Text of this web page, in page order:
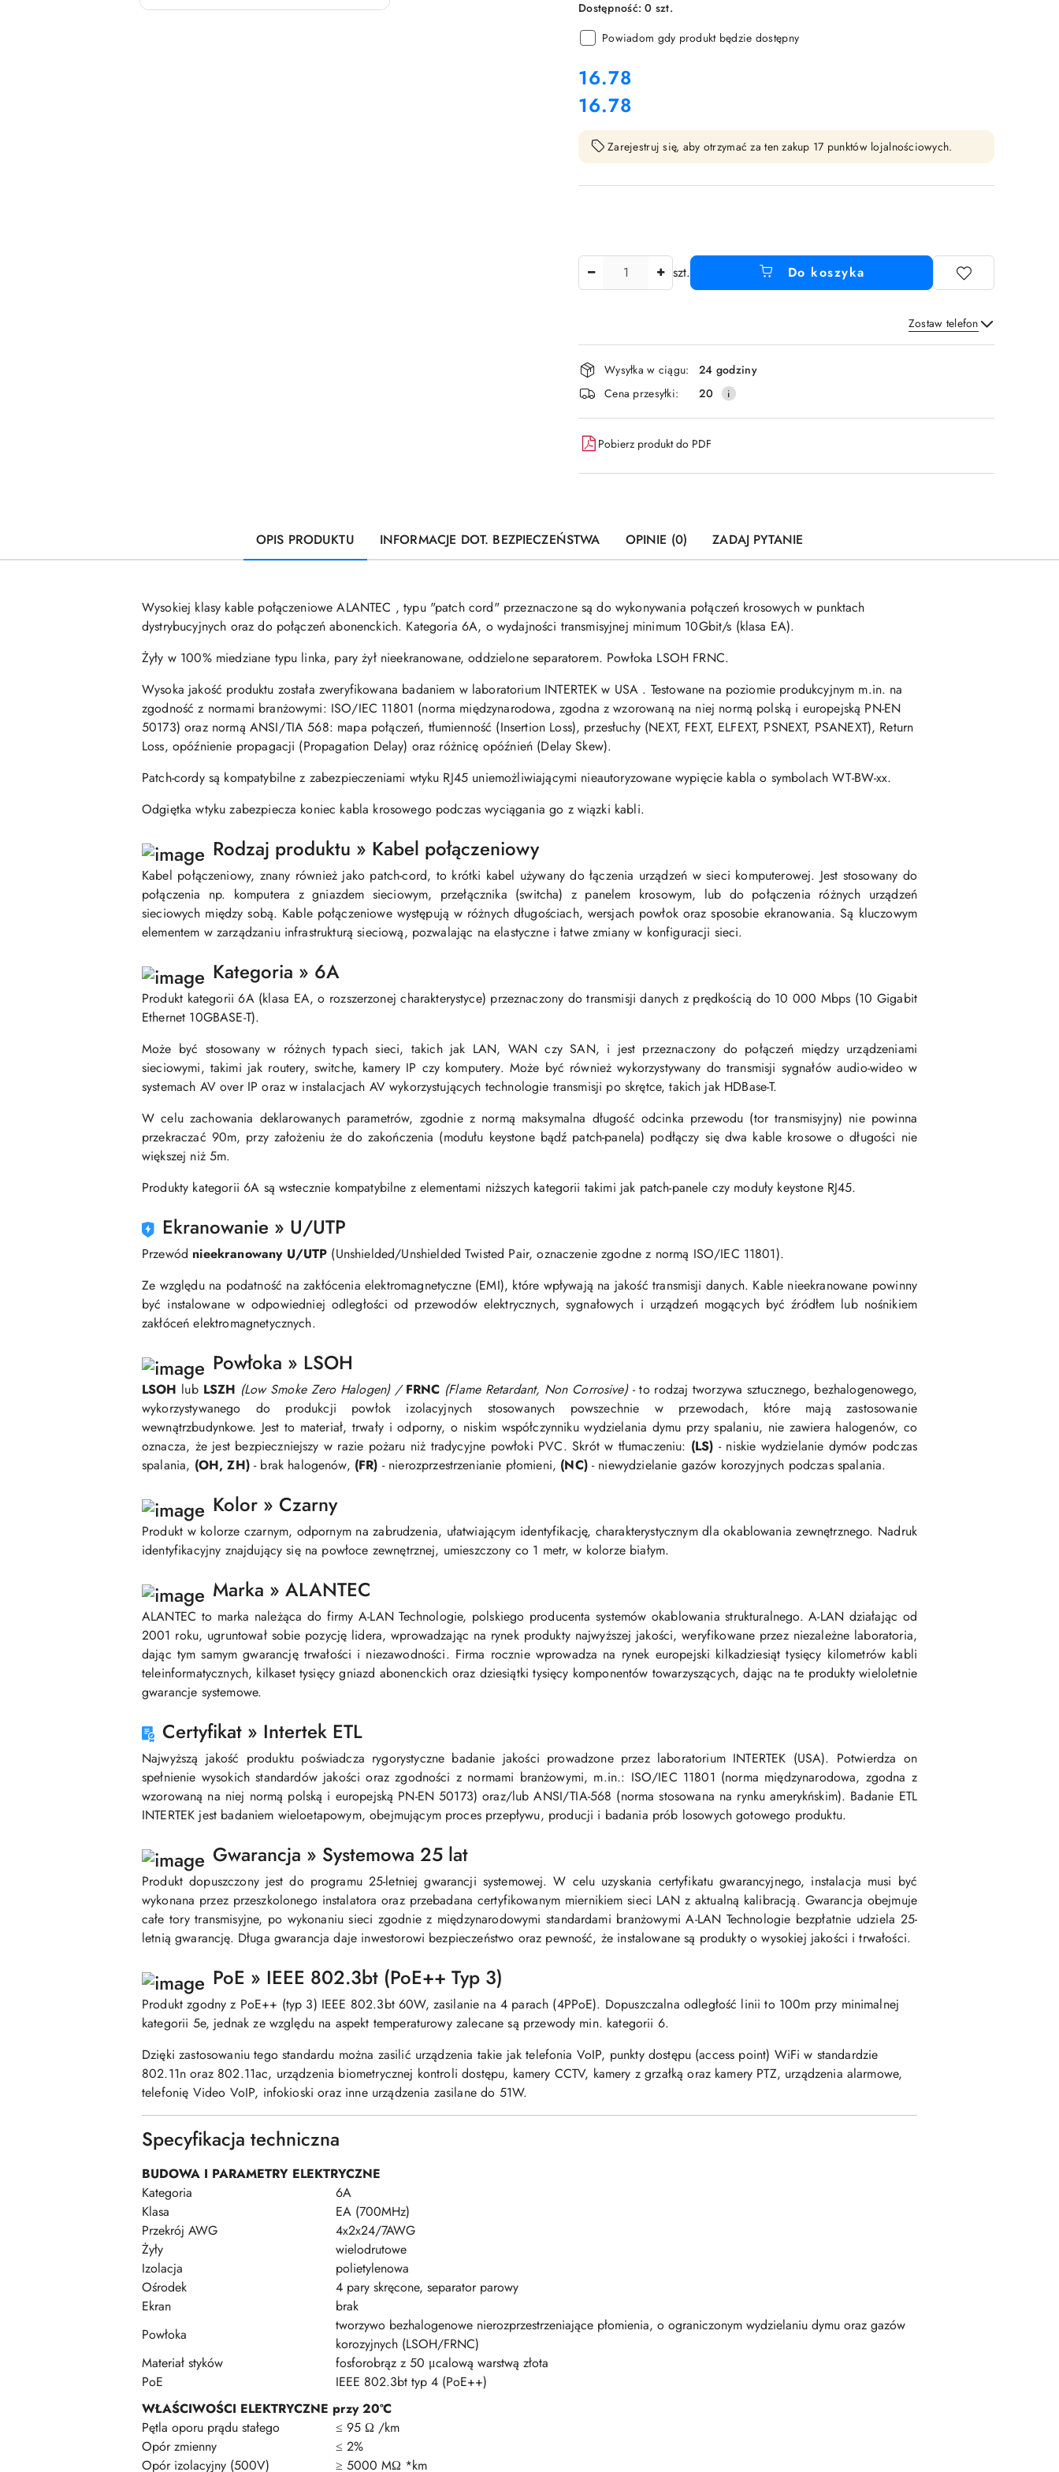
Dostępność:0 szt.
Powiadom gdy produkt będzie dostępny
cena:
16.78
Cena:
16.78
Zarejestruj się, aby otrzymać za ten zakup 17 punktów lojalnościowych.
szt. Do koszyka
Zostaw telefon
Wyślij
Dostępność
i
dostawa
Wysyłka w ciągu:
24 godziny
Cena przesyłki:
20
Pobierz produkt do PDF
OPIS PRODUKTU INFORMACJE DOT. BEZPIECZEŃSTWA OPINIE (0) ZADAJ PYTANIE
Wysokiej klasy kable połączeniowe ALANTEC , typu "patch cord" przeznaczone są do wykonywania połączeń krosowych w punktach
dystrybucyjnych oraz do połączeń abonenckich. Kategoria 6A, o wydajności transmisyjnej minimum 10Gbit/s (klasa EA).
Żyły w 100% miedziane typu linka, pary żył nieekranowane, oddzielone separatorem. Powłoka LSOH FRNC.
Wysoka jakość produktu została zweryfikowana badaniem w laboratorium INTERTEK w USA . Testowane na poziomie produkcyjnym m.in. na
zgodność z normami branżowymi: ISO/IEC 11801 (norma międzynarodowa, zgodna z wzorowaną na niej normą polską i europejską PN-EN
50173) oraz normą ANSI/TIA 568: mapa połączeń, tłumienność (Insertion Loss), przesłuchy (NEXT, FEXT, ELFEXT, PSNEXT, PSANEXT), Return
Loss, opóźnienie propagacji (Propagation Delay) oraz różnicę opóźnień (Delay Skew).
Patch-cordy są kompatybilne z zabezpieczeniami wtyku RJ45 uniemożliwiającymi nieautoryzowane wypięcie kabla o symbolach WT-BW-xx.
Odgiętka wtyku zabezpiecza koniec kabla krosowego podczas wyciągania go z wiązki kabli.
Rodzaj produktu » Kabel połączeniowy
Kabel połączeniowy, znany również jako patch-cord, to krótki kabel używany do łączenia urządzeń w sieci komputerowej. Jest stosowany do
połączenia np. komputera z gniazdem sieciowym, przełącznika (switcha) z panelem krosowym, lub do połączenia różnych urządzeń
sieciowych między sobą. Kable połączeniowe występują w różnych długościach, wersjach powłok oraz sposobie ekranowania. Są kluczowym
elementem w zarządzaniu infrastrukturą sieciową, pozwalając na elastyczne i łatwe zmiany w konfiguracji sieci.
Kategoria » 6A
Produkt kategorii 6A (klasa EA, o rozszerzonej charakterystyce) przeznaczony do transmisji danych z prędkością do 10 000 Mbps (10 Gigabit
Ethernet 10GBASE-T).
Może być stosowany w różnych typach sieci, takich jak LAN, WAN czy SAN, i jest przeznaczony do połączeń między urządzeniami
sieciowymi, takimi jak routery, switche, kamery IP czy komputery. Może być również wykorzystywany do transmisji sygnałów audio-wideo w
systemach AV over IP oraz w instalacjach AV wykorzystujących technologie transmisji po skrętce, takich jak HDBase-T.
W celu zachowania deklarowanych parametrów, zgodnie z normą maksymalna długość odcinka przewodu (tor transmisyjny) nie powinna
przekraczać 90m, przy założeniu że do zakończenia (modułu keystone bądź patch-panela) podłączy się dwa kable krosowe o długości nie
większej niż 5m.
Produkty kategorii 6A są wstecznie kompatybilne z elementami niższych kategorii takimi jak patch-panele czy moduły keystone RJ45.
Ekranowanie » U/UTP
Przewód nieekranowany U/UTP (Unshielded/Unshielded Twisted Pair, oznaczenie zgodne z normą ISO/IEC 11801).
Ze względu na podatność na zakłócenia elektromagnetyczne (EMI), które wpływają na jakość transmisji danych. Kable nieekranowane powinny
być instalowane w odpowiedniej odległości od przewodów elektrycznych, sygnałowych i urządzeń mogących być źródłem lub nośnikiem
zakłóceń elektromagnetycznych.
Powłoka » LSOH
LSOH lub LSZH (Low Smoke Zero Halogen) /FRNC (Flame Retardant, Non Corrosive) -to rodzaj tworzywa sztucznego, bezhalogenowego,
wykorzystywanego do produkcji powłok izolacyjnych stosowanych powszechnie w przewodach, które mają zastosowanie
wewnątrzbudynkowe. Jest to materiał, trwały i odporny, o niskim współczynniku wydzielania dymu przy spalaniu, nie zawiera halogenów, co
oznacza, że jest bezpieczniejszy w razie pożaru niż tradycyjne powłoki PVC. Skrót w tłumaczeniu: (LS) - niskie wydzielanie dymów podczas
spalania, (OH, ZH)- brak halogenów, (FR) - nierozprzestrzenianie płomieni, (NC)- niewydzielanie gazów korozyjnych podczas spalania.
Kolor » Czarny
Produkt w kolorze czarnym, odpornym na zabrudzenia, ułatwiającym identyfikację, charakterystycznym dla okablowania zewnętrznego. Nadruk
identyfikacyjny znajdujący się na powłoce zewnętrznej, umieszczony co 1 metr, w kolorze białym.
Marka » ALANTEC
ALANTEC to marka należąca do firmy A-LAN Technologie, polskiego producenta systemów okablowania strukturalnego. A-LAN działając od
2001 roku, ugruntował sobie pozycję lidera, wprowadzając na rynek produkty najwyższej jakości, weryfikowane przez niezależne laboratoria,
dając tym samym gwarancję trwałości i niezawodności. Firma rocznie wprowadza na rynek europejski kilkadziesiąt tysięcy kilometrów kabli
teleinformatycznych, kilkaset tysięcy gniazd abonenckich oraz dziesiątki tysięcy komponentów towarzyszących, dając na te produkty wieloletnie
gwarancje systemowe.
Certyfikat » Intertek ETL
Najwyższą jakość produktu poświadcza rygorystyczne badanie jakości prowadzone przez laboratorium INTERTEK (USA). Potwierdza on
spełnienie wysokich standardów jakości oraz zgodności z normami branżowymi, m.in.: ISO/IEC 11801 (norma międzynarodowa, zgodna z
wzorowaną na niej normą polską i europejską PN-EN 50173) oraz/lub ANSI/TIA-568 (norma stosowana na rynku amerykńskim). Badanie ETL
INTERTEK jest badaniem wieloetapowym, obejmującym proces przepływu, producji i badania prób losowych gotowego produktu.
Gwarancja » Systemowa 25 lat
Produkt dopuszczony jest do programu 25-letniej gwarancji systemowej. W celu uzyskania certyfikatu gwarancyjnego, instalacja musi być
wykonana przez przeszkolonego instalatora oraz przebadana certyfikowanym miernikiem sieci LAN z aktualną kalibracją. Gwarancja obejmuje
całe tory transmisyjne, po wykonaniu sieci zgodnie z międzynarodowymi standardami branżowymi A-LAN Technologie bezpłatnie udziela 25-
letnią gwarancję. Długa gwarancja daje inwestorowi bezpieczeństwo oraz pewność, że instalowane są produkty o wysokiej jakości i trwałości.
PoE » IEEE 802.3bt (PoE++ Typ 3)
Produkt zgodny z PoE++ (typ 3) IEEE 802.3bt 60W, zasilanie na 4 parach (4PPoE). Dopuszczalna odległość linii to 100m przy minimalnej
kategorii 5e, jednak ze względu na aspekt temperaturowy zalecane są przewody min. kategorii 6.
Dzięki zastosowaniu tego standardu można zasilić urządzenia takie jak telefonia VoIP, punkty dostępu (access point) WiFi w standardzie
802.11n oraz 802.11ac, urządzenia biometrycznej kontroli dostępu, kamery CCTV, kamery z grzałką oraz kamery PTZ, urządzenia alarmowe,
telefonię Video VoIP, infokioski oraz inne urządzenia zasilane do 51W.
Specyfikacja techniczna
BUDOWA I PARAMETRY ELEKTRYCZNE
Kategoria
6A
Klasa
EA (700MHz)
Przekrój AWG
4x2x24/7AWG
Żyły
wielodrutowe
Izolacja
polietylenowa
Ośrodek
4 pary skręcone, separator parowy
Ekran
brak
Powłoka
tworzywo bezhalogenowe nierozprzestrzeniające płomienia, o ograniczonym wydzielaniu dymu oraz gazów
korozyjnych (LSOH/FRNC)
Materiał styków
fosforobrąz z 50 μcalową warstwą złota
PoE
IEEE 802.3bt typ 4 (PoE++)
WŁAŚCIWOŚCI ELEKTRYCZNE przy 20ºC
Pętla oporu prądu stałego
≤ 95 Ω /km
Opór zmienny
≤ 2%
Opór izolacyjny (500V)
≥ 5000 MΩ *km